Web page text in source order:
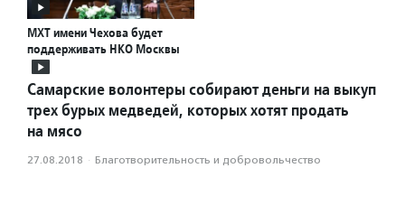
МХТ имени Чехова будет
поддерживать НКО Москвы
Самарские волонтеры собирают деньги на выкуп
трех бурых медведей, которых хотят продать
на мясо
27.08.2018 · Благотвори­тель­ность и доброволь­чест­во